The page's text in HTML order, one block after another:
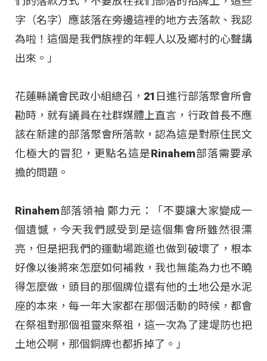
字（名字）應該落在旁邊這裡的地方去落款、我認
為啦！這個是我們族裡的年輕人以及鄉村的心聲講
出來。」
花蓮縣議會民政小組總召，21日進行部落聚會所會
勘時，就有議員在社群媒體上直言，行政首長不應
該在新建的部落聚會所落款，認為這是對原住民文
化極大的冒犯，更點名這是Rinahem部落需要承
擔的問題。
Rinahem部落領袖 鄭力元：「不要讓大家變成一
個遺憾，今天我們感受到是這個集會所雖然很漂
亮，但是把我們的運動場跑道也做到破壞了，根本
好像以後將來怎麼如何補救，我也無能為力也不曉
得怎麼做，頭目的那個牌位還有他的土地公是水泥
座的本來，每一年大家都在那個活動的時候，都會
在祭祖對那個祖靈來祭祖，這一次為了建堤防也把
土地公啊，那個銅牌也都拆掉了。」